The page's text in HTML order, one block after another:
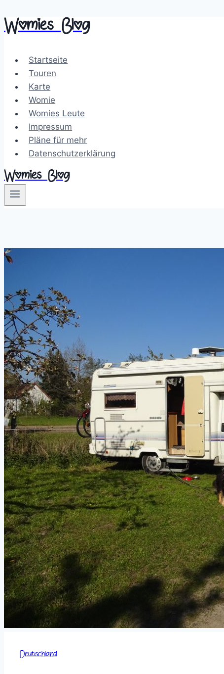
Zum
Inhalt
Womies Blog
Startseite
Touren
Karte
Womie
Womies Leute
Impressum
Pläne für mehr
Datenschutzerklärung
Womies Blog
Deutschland